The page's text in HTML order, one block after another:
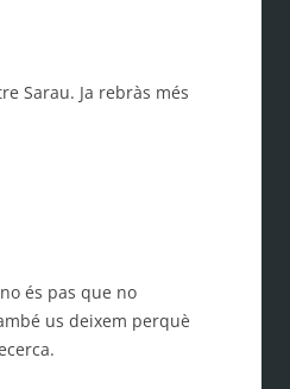
Sarau. Ja rebràs més
és pas que no
us deixem perquè